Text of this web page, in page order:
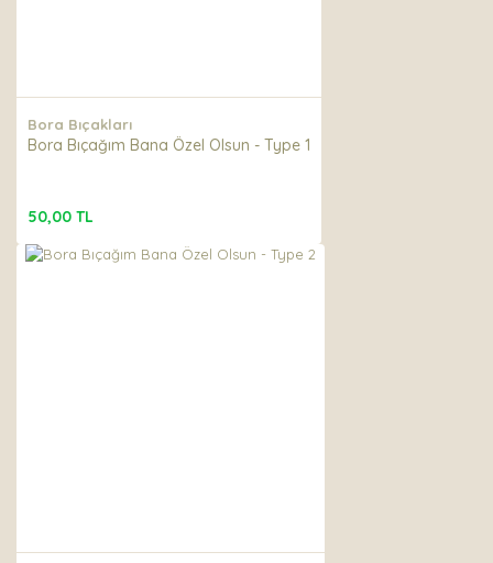
Bora Bıçakları
Bora Bıçağım Bana Özel Olsun - Type 1
50,00 TL